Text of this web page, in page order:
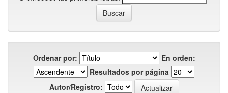
Ordenar por:
En orden:
Resultados por página
Autor/Registro: